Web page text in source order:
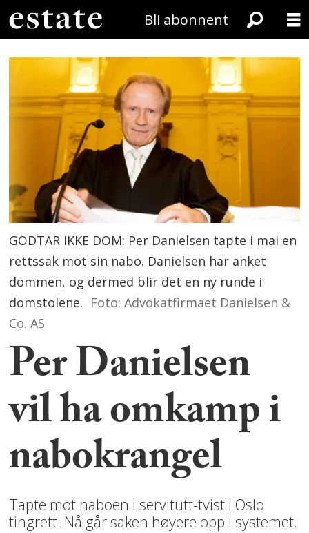
Bli abonnent
GODTAR IKKE DOM: Per Danielsen tapte i mai en
rettssak mot sin nabo. Danielsen har anket
dommen, og dermed blir det en ny runde i
domstolene. Foto: Advokatfirmaet Danielsen &
Co. AS
Per Danielsen
vil ha omkamp i
nabokrangel
Tapte mot naboen i servitutt-tvist i Oslo
tingrett. Nå går saken høyere opp i systemet.